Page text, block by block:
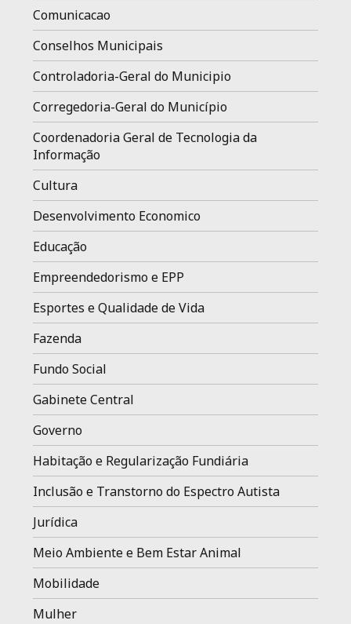
Comunicacao
Conselhos Municipais
Controladoria-Geral do Municipio
Corregedoria-Geral do Município
Coordenadoria Geral de Tecnologia da
Informação
Cultura
Desenvolvimento Economico
Educação
Empreendedorismo e EPP
Esportes e Qualidade de Vida
Fazenda
Fundo Social
Gabinete Central
Governo
Habitação e Regularização Fundiária
Inclusão e Transtorno do Espectro Autista
Jurídica
Meio Ambiente e Bem Estar Animal
Mobilidade
Mulher